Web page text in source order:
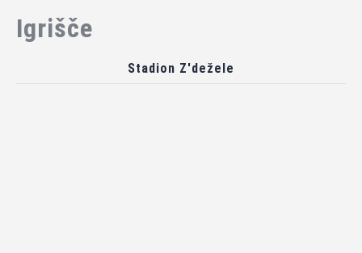
Igrišče
Stadion Z'dežele